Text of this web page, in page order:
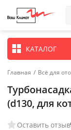
КАТАЛОГ
Главная / Всё для
(d130, для
Оставить отзыв